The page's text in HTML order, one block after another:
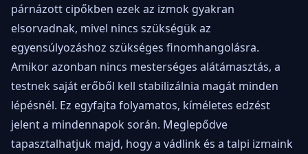
párnázott cipőkben ezek az izmok gyakran
elsorvadnak, mivel nincs szükségük az
egyensúlyozáshoz szükséges finomhangolásra.
Amikor azonban nincs mesterséges alátámasztás, a
testnek saját erőből kell stabilizálnia magát minden
lépésnél. Ez egyfajta folyamatos, kíméletes edzést
jelent a mindennapok során. Meglepődve
tapasztalhatjuk majd, hogy a vádlink és a talpi izmaink